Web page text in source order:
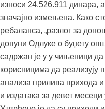
износи 24.526.911 динара,
значајно измењена. Како
ребаланса, „разлог за
допуни Одлуке о буџету
садржан је у у чињеници
корисницима да реализују
анализа прилива прихода
и издатака за девет